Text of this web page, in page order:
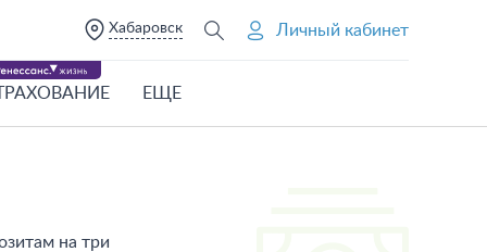
Хабаровск Личный кабинет
ЕЩЕ
на три